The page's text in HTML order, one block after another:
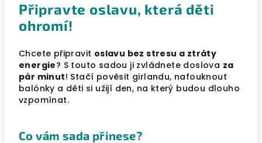
Připravte oslavu, která děti
ohromí!
Chcete připravit oslavu bez stresu a ztráty
energie? S touto sadou ji zvládnete doslova za
pár minut! Stačí pověsit girlandu, nafouknout
balónky a děti si užijí den, na který budou dlouho
vzpomínat.
Co vám sada přinese?